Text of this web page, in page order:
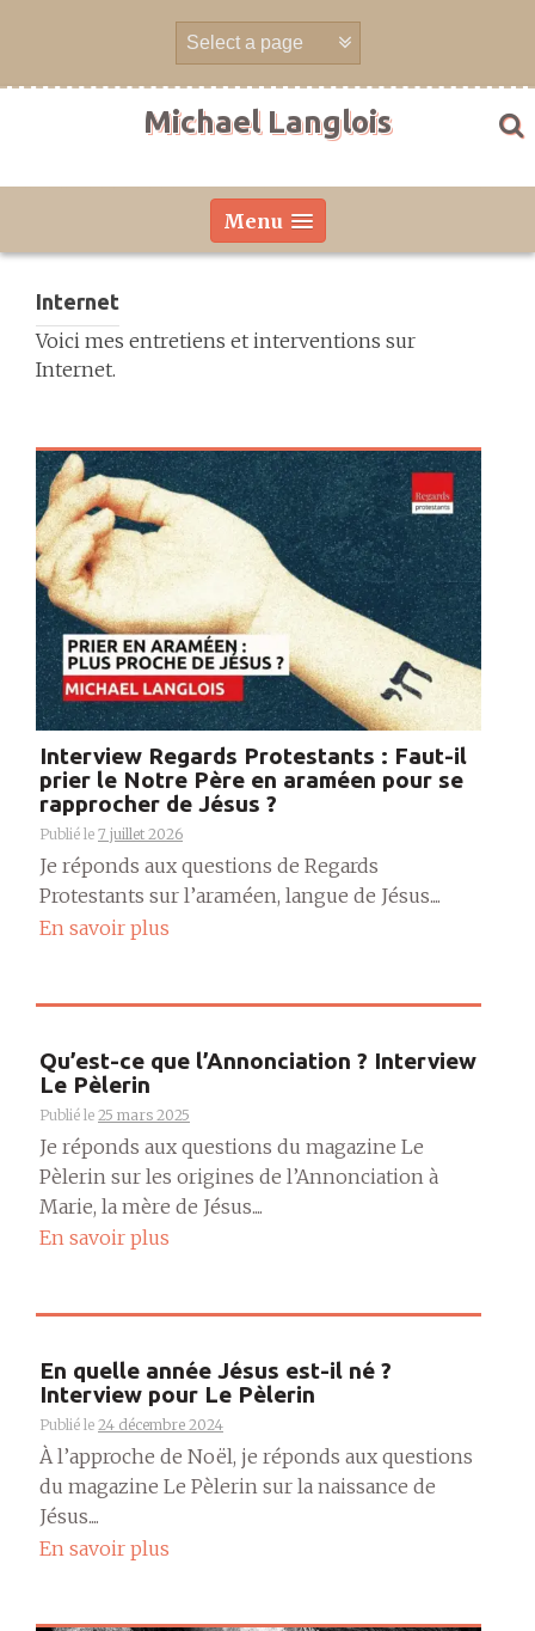
Michael Langlois
Menu
Internet
Voici mes entretiens et interventions sur
Internet.
Interview Regards Protestants : Faut-il
prier le Notre Père en araméen pour se
rapprocher de Jésus ?
Publié le 7 juillet 2026
Je réponds aux questions de Regards
Protestants sur l’araméen, langue de Jésus....
En savoir plus
Qu’est-ce que l’Annonciation ? Interview
Le Pèlerin
Publié le 25 mars 2025
Je réponds aux questions du magazine Le
Pèlerin sur les origines de l’Annonciation à
Marie, la mère de Jésus....
En savoir plus
En quelle année Jésus est-il né ?
Interview pour Le Pèlerin
Publié le 24 décembre 2024
À l’approche de Noël, je réponds aux questions
du magazine Le Pèlerin sur la naissance de
Jésus....
En savoir plus